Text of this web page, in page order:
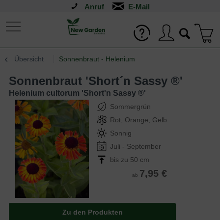
Anruf
Übersicht Sonnenbraut - Helenium
Sonnenbraut 'Short´n Sassy ®'
Helenium cultorum 'Short'n Sassy ®'
Sommergrün
Rot, Orange, Gelb
Sonnig
Juli - September
bis zu 50 cm
ab 7,95 €
Zu den Produkten